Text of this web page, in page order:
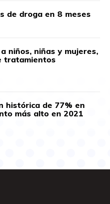
de droga en 8 meses
niños, niñas y mujeres,
tratamientos
histórica de 77% en
más alto en 2021